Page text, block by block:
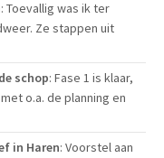
: Toevallig was ik ter
Ze stappen uit
schop: Fase 1 is klaar,
o.a. de planning en
in Haren: Voorstel aan